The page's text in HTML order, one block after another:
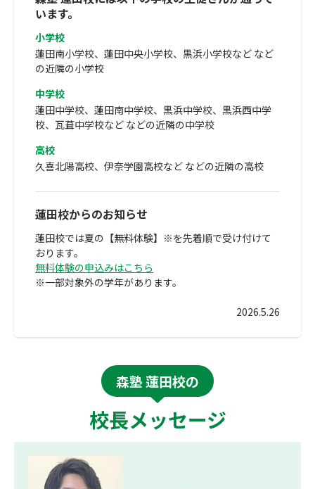
います。
小学校
蓮田南小学校、蓮田中央小学校、黒浜小学校など など
の近隣の小学校
中学校
蓮田中学校、蓮田南中学校、黒浜中学校、黒浜西中学
校、瓦葺中学校など などの近隣の中学校
高校
久喜北陽高校、伊奈学園高校など などの近隣の高校
蓮田校からのお知らせ
蓮田校では夏の【無料体験】※を先着順で受け付けて
おります。
無料体験の申込みはこちら
※一部対象外の学年があります。
2026.5.26
森塾 蓮田校の
校長メッセージ